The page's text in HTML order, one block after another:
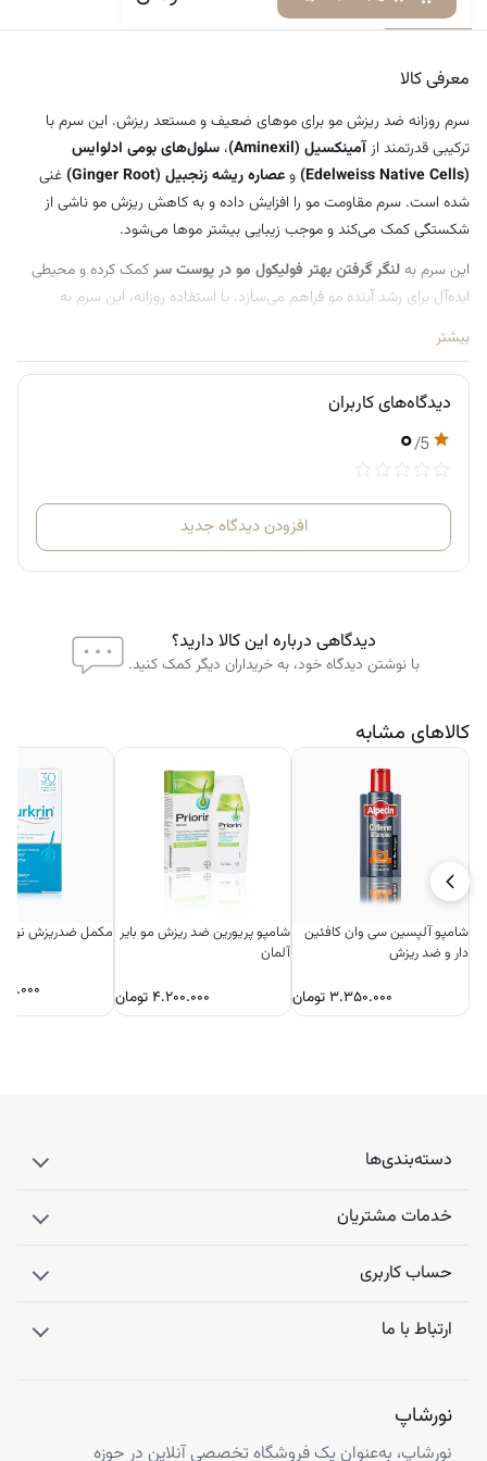
عصاره ریشه زنجبیل
معرفی کالا
سرم روزانه ضد ریزش مو برای موهای ضعیف و مستعد ریزش. این سرم با
ترکیبی قدرتمند ازآمینکسیل (Aminexil) ، سلول‌های بومی ادلوایس
(Edelweiss Native Cells)
وعصاره ریشه زنجبیل (Ginger Root)
غنی
شده است. سرم مقاومت مو را افزایش داده و به کاهش ریزش مو ناشی از
شکستگی کمک می‌کند و موجب زیبایی بیشتر موها می‌شود.
این سرم بهلنگر گرفتن بهتر فولیکول مو در پوست سرکمک کرده و محیطی
ایده‌آل برای رشد آینده مو فراهم می‌سازد. با استفاده روزانه، این سرم به
بافت ژله‌ای آن استفاده آسان را ممکن می‌سازد و از ریزش یا چکه کردن
محصول جلوگیری می‌کند.
نتیجه؟ موهایی قوی‌تر، زیباتر و با ظاهری سالم‌تر.
نحوه استفاده:
به‌آرامی با نوک انگشت ماساژ دهید
نیاز به آبکشی ندارد
بیشتر
دیدگاه‌های کاربران
۰/5
افزودن دیدگاه جدید
دیدگاهی درباره این کالا دارید؟
با نوشتن دیدگاه خود، به خریداران دیگر کمک کنید.
کالاهای مشابه
شامپو آلپسین سی وان کافئین
دار و ضد ریزش
۳.۳۵۰.۰۰۰ تومان
شامپو پریورین ضد ریزش مو بایر
آلمان
۴.۲۰۰.۰۰۰تومان
مکمل ضدریزش
دسته‌بندی‌ها
خدمات مشتریان
حساب کاربری
ارتباط با ما
نورشاپ
نورشاپ، به‌عنوان یک فروشگاه تخصصی آنلاین در حوزه